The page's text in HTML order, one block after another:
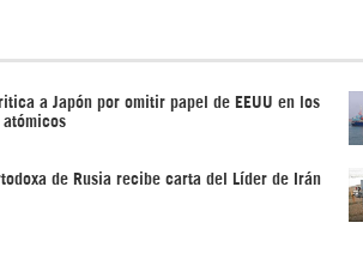
a Japón por omitir papel de EEUU en los
atómicos
de Rusia recibe carta del Líder de Irán